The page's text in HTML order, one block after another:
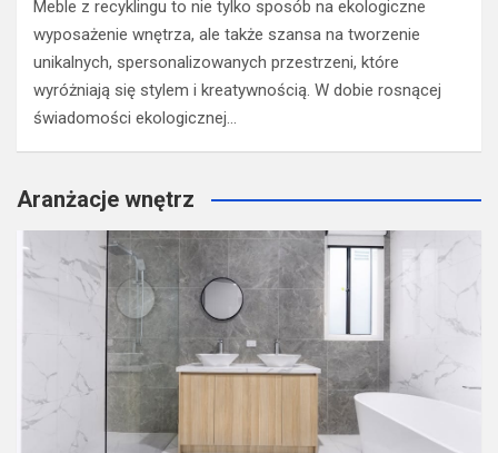
Meble z recyklingu to nie tylko sposób na ekologiczne
wyposażenie wnętrza, ale także szansa na tworzenie
unikalnych, spersonalizowanych przestrzeni, które
wyróżniają się stylem i kreatywnością. W dobie rosnącej
świadomości ekologicznej…
Aranżacje wnętrz